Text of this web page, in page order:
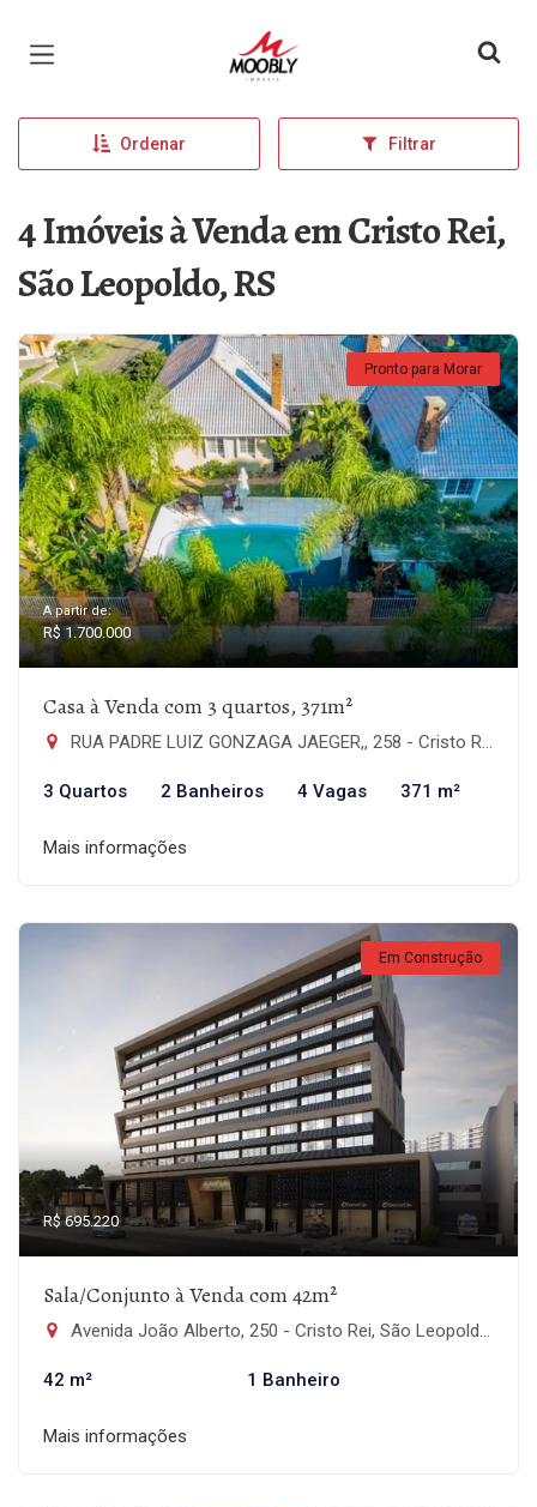
Página inicial
Ordenar Filtrar
4 Imóveis à Venda em Cristo Rei,
São Leopoldo, RS
Pronto para Morar
A partir de:
R$ 1.700.000
Casa à Venda com 3 quartos, 371m²
RUA PADRE LUIZ GONZAGA JAEGER,, 258 - Cristo Rei, São Leopoldo-RS
3 Quartos 2 Banheiros 4 Vagas 371 m²
Mais informações
Em Construção
R$ 695.220
Sala/Conjunto à Venda com 42m²
Avenida João Alberto, 250 - Cristo Rei, São Leopoldo-RS
42 m² 1 Banheiro
Mais informações